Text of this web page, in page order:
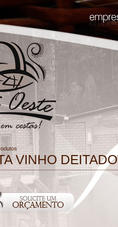
VINHO DEITADO